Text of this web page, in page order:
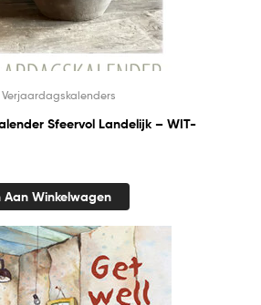
Verjaardagskalenders
Sfeervol Landelijk – WIT-
Aan Winkelwagen